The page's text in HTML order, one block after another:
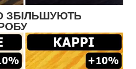
ЗБІЛЬШУЮТЬ